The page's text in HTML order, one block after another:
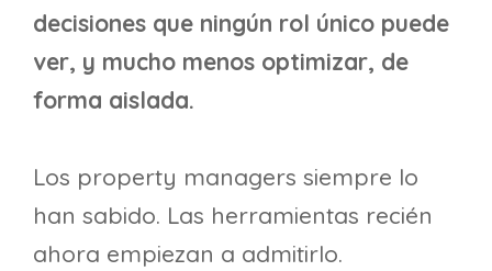
decisiones que ningún rol único puede
ver, y mucho menos optimizar, de
forma aislada.
Los property managers siempre lo
han sabido. Las herramientas recién
ahora empiezan a admitirlo.